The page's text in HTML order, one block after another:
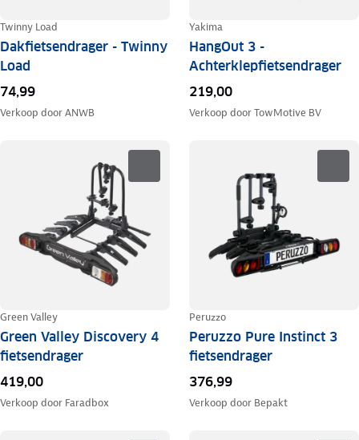
Twinny Load
Dakfietsendrager - Twinny
Load
74,99
Verkoop doorANWB
Yakima
HangOut 3 -
Achterklepfietsendrager
219,00
Verkoop doorTowMotive BV
Green Valley
Green Valley Discovery 4
fietsendrager
419,00
Verkoop door Faradbox
Peruzzo
Peruzzo Pure Instinct 3
fietsendrager
376,99
Verkoop door Bepakt